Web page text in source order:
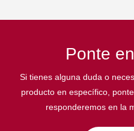
Ponte
Si tienes alguna duda o
producto en específico,
responderemos en la